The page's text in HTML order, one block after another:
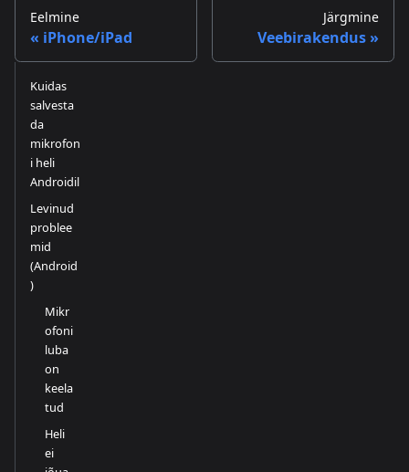
Eelmine
iPhone/iPad
Järgmine
Veebirakendus
Kuidas
salvesta
da
mikrofon
i heli
Androidil
Levinud
problee
mid
(Android
)
Mikr
ofoni
luba
on
keela
tud
Heli
ei